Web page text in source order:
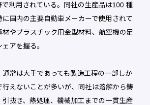
で利用されている。同社の生産品は100 種
国内の主要自動車メーカーで使用されて
やプラスチック用金型材料、航空機の足
アを握る。
常は大手であっても製造工程の一部しか
行えないことが多いが、同社は溶解から鋳
引抜き、熱処理、機械加工までの一貫生産